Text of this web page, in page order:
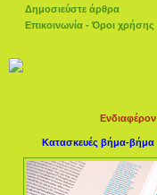
Δημοσιεύστε άρθρα
Επικοινωνία - Όροι χρήσης
Ενδιαφέρον
Κατασκευές βήμα-βήμα